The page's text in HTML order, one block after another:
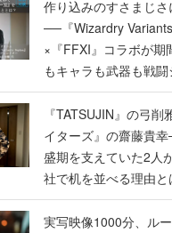
作り込みのすさまじ
──『Wizardry Variants
×『FFXI』コラボが期
もキャラも武器も戦
で作り込まれた理由
く
『TATSUJIN』の弓
イターズ』の齋藤貴
盛期を支えていた2人
社で机を並べる理由
『TATSUJIN
んだレジェンド2人に
実写映像1000分、ル